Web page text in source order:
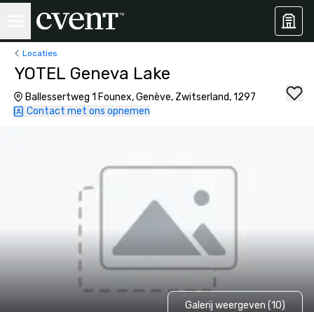
Locaties
YOTEL Geneva Lake
Ballessertweg 1 Founex, Genève, Zwitserland, 1297
Contact met ons opnemen
Galerij weergeven (10)